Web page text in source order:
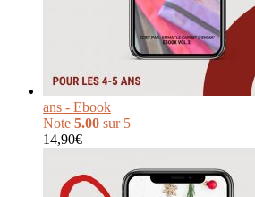
ans - Ebook
Note 5.00 sur 5
14,90€